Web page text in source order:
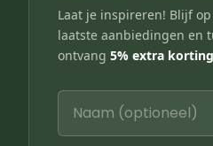
Laat je inspireren! Blijf
laatste aanbiedingen en
ontvang 5% extra korting